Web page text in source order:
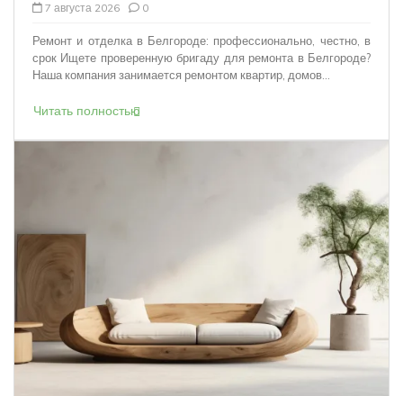
7 августа 2026 0
Ремонт и отделка в Белгороде: профессионально, честно, в
срок Ищете проверенную бригаду для ремонта в Белгороде?
Наша компания занимается ремонтом квартир, домов...
Читать полностью